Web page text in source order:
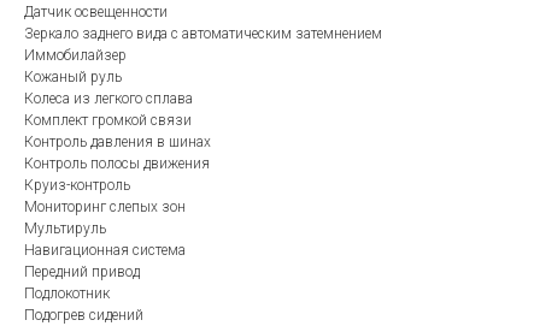
Датчик освещенности
Зеркало заднего вида с автоматическим затемнением
Иммобилайзер
Кожаный руль
Колеса из легкого сплава
Комплект громкой связи
Контроль давления в шинах
Контроль полосы движения
Круиз-контроль
Мониторинг слепых зон
Мультируль
Навигационная система
Передний привод
Подлокотник
Подогрев сидений